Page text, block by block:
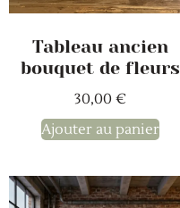
Tableau ancien
bouquet de fleurs
30,00 €
Ajouter au panier